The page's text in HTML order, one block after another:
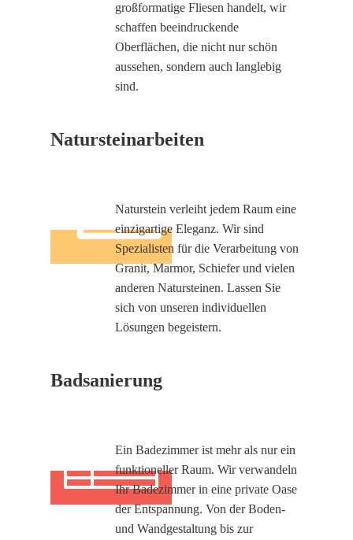
großformatige Fliesen handelt, wir
schaffen beeindruckende
Oberflächen, die nicht nur schön
aussehen, sondern auch langlebig
sind.
Natursteinarbeiten
Naturstein verleiht jedem Raum eine
einzigartige Eleganz. Wir sind
Spezialisten für die Verarbeitung von
Granit, Marmor, Schiefer und vielen
anderen Natursteinen. Lassen Sie
sich von unseren individuellen
Lösungen begeistern.
Badsanierung
Ein Badezimmer ist mehr als nur ein
funktioneller Raum. Wir verwandeln
Ihr Badezimmer in eine private Oase
der Entspannung. Von der Boden-
und Wandgestaltung bis zur